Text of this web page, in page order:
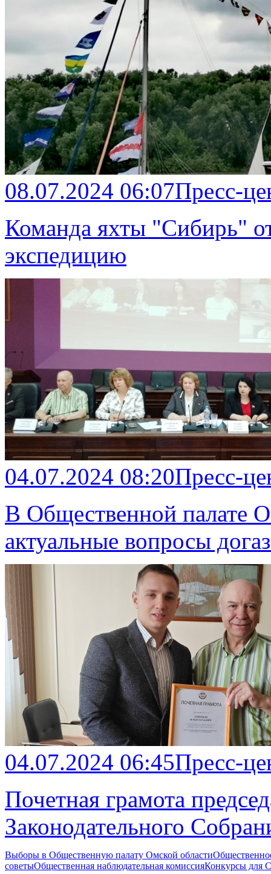
08.07.2024 06:07Пресс-
Команда яхты "Сибирь"
экспедицию
04.07.2024 08:20Пресс-
В Общественной палате
актуальные вопросы
04.07.2024 06:45Пресс-
Почетная грамота
Законодательного
Выборы в Общественную палату Омской области
советыОбщественная наблюдательная комиссияКонкурсы